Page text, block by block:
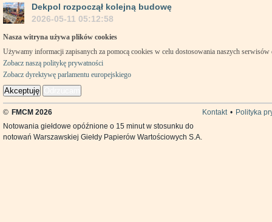
Dekpol rozpoczął kolejną budowę
2026-05-11 05:12:58
Nasza witryna używa plików cookies
Używamy informacji zapisanych za pomocą cookies w celu dostosowania naszych
Zobacz naszą politykę prywatności
Zobacz dyrektywę parlamentu europejskiego
Akceptuję
© FMCM 2026 Kontakt • Polityka
Notowania giełdowe opóźnione o 15 minut w stosunku do
notowań Warszawskiej Giełdy Papierów Wartościowych S.A.